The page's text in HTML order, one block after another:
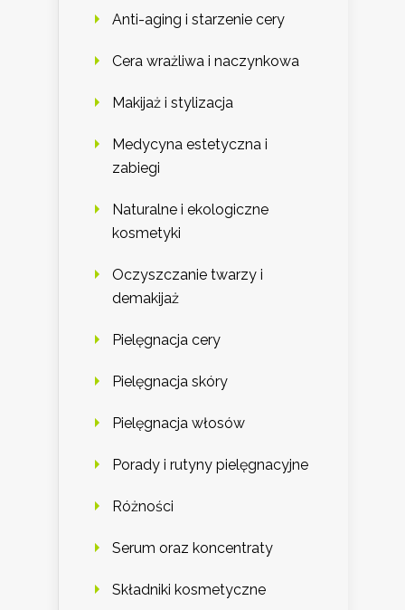
Anti-aging i starzenie cery
Cera wrażliwa i naczynkowa
Makijaż i stylizacja
Medycyna estetyczna i
zabiegi
Naturalne i ekologiczne
kosmetyki
Oczyszczanie twarzy i
demakijaż
Pielęgnacja cery
Pielęgnacja skóry
Pielęgnacja włosów
Porady i rutyny pielęgnacyjne
Różności
Serum oraz koncentraty
Składniki kosmetyczne